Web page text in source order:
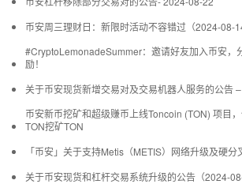
币安周三理财日：新限时活动不容错过（2024-08-14
#CryptoLemonadeSummer：邀请好友加入币安，
励！
关于币安现货新增交易对及交易机器人服务的公告
币安新币挖矿和超级赚币上线Toncoin (TON) 项目
TON挖矿TON
「币安」关于支持Metis（METIS）网络升级及硬分
关于币安现货和杠杆交易系统升级的公告（2024-08-